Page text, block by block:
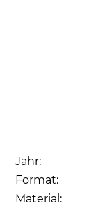
Jahr:
Format:
Material: